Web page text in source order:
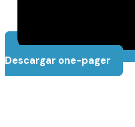
Descargar one-pager